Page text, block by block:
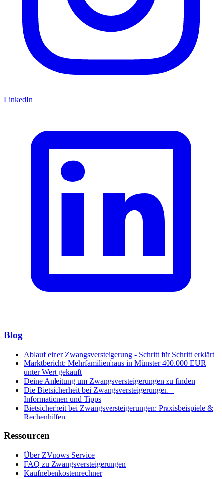
LinkedIn
Blog
Ablauf einer Zwangsversteigerung - Schritt für Schritt erklärt
Marktbericht: Mehrfamilienhaus in Münster 400.000 EUR
unter Wert gekauft
Deine Anleitung um Zwangsversteigerungen zu finden
Die Bietsicherheit bei Zwangsversteigerungen –
Informationen und Tipps
Bietsicherheit bei Zwangsversteigerungen: Praxisbeispiele &
Rechenhilfen
Ressourcen
Über ZVnows Service
FAQ zu Zwangsversteigerungen
Kaufnebenkostenrechner